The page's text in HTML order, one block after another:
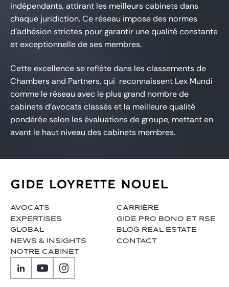
indépendants, attirant les meilleurs cabinets dans
chaque juridiction. Ce réseau impose des normes
d’adhésion strictes pour garantir une qualité constante
et exceptionnelle de ses membres.
Cette excellence se reflète dans les classements de
Chambers and Partners, qui reconnaissent Lex Mundi
comme le réseau avec le plus grand nombre de
cabinets d’avocats classés et la meilleure qualité
pondérée selon les évaluations de groupe, mettant en
avant le haut niveau des cabinets membres.
AVOCATS
EXPERTISES
GLOBAL
NEWS & INSIGHTS
NOTRE CABINET
CARRIÈRE
GIDE PRO BONO ET RSE
BLOG REAL ESTATE
CONTACT